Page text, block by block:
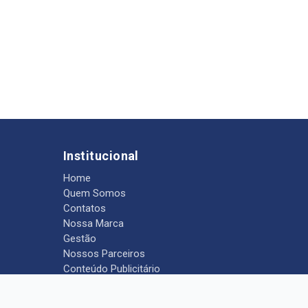
Institucional
Home
Quem Somos
Contatos
Nossa Marca
Gestão
Nossos Parceiros
Conteúdo Publicitário